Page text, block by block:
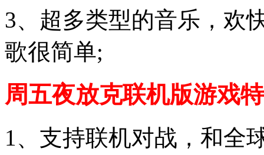
3、超多类型的音乐，欢
歌很简单;
周五夜放克联机版游戏
1、支持联机对战，和全